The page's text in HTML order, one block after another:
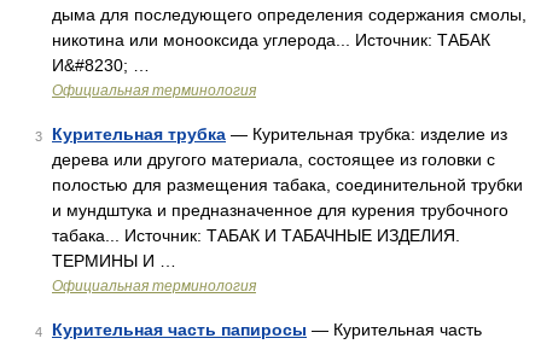
дыма для последующего определения содержания смолы,
никотина или монооксида углерода... Источник: ТАБАК
И&#8230; …
Официальная терминология
3 Курительная трубка — Курительная трубка: изделие из
дерева или другого материала, состоящее из головки с
полостью для размещения табака, соединительной трубки
и мундштука и предназначенное для курения трубочного
табака... Источник: ТАБАК И ТАБАЧНЫЕ ИЗДЕЛИЯ.
ТЕРМИНЫ И …
Официальная терминология
4 Курительная часть папиросы — Курительная часть